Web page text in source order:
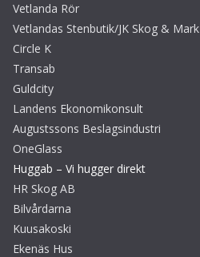
Vetlanda Rör
Vetlandas Stenbutik/JK Skog & Mark
Circle K
Transab
Guldcity
Landens Ekonomikonsult
Augustssons Beslagsindustri
OneGlass
Huggab – Vi hugger direkt
HR Skog AB
Bilvårdarna
Kuusakoski
Ekenäs Hus